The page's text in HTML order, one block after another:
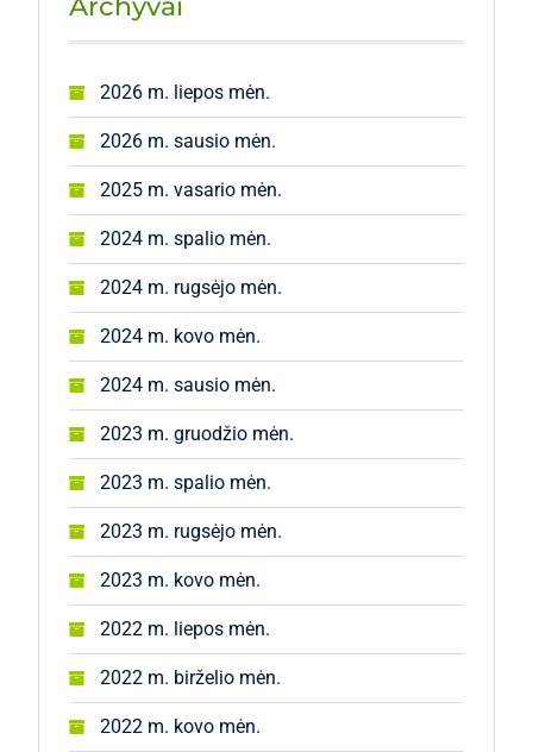
Archyvai
2026 m. liepos mėn.
2026 m. sausio mėn.
2025 m. vasario mėn.
2024 m. spalio mėn.
2024 m. rugsėjo mėn.
2024 m. kovo mėn.
2024 m. sausio mėn.
2023 m. gruodžio mėn.
2023 m. spalio mėn.
2023 m. rugsėjo mėn.
2023 m. kovo mėn.
2022 m. liepos mėn.
2022 m. birželio mėn.
2022 m. kovo mėn.